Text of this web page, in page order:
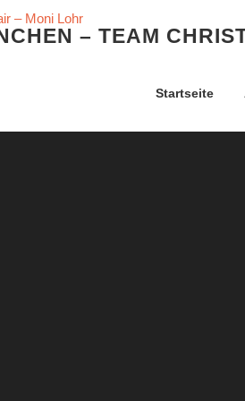
– TEAM
Startseite